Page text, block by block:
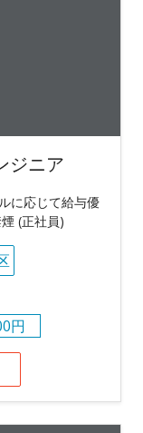
ジニア
に応じて給与優
(正社員)
円